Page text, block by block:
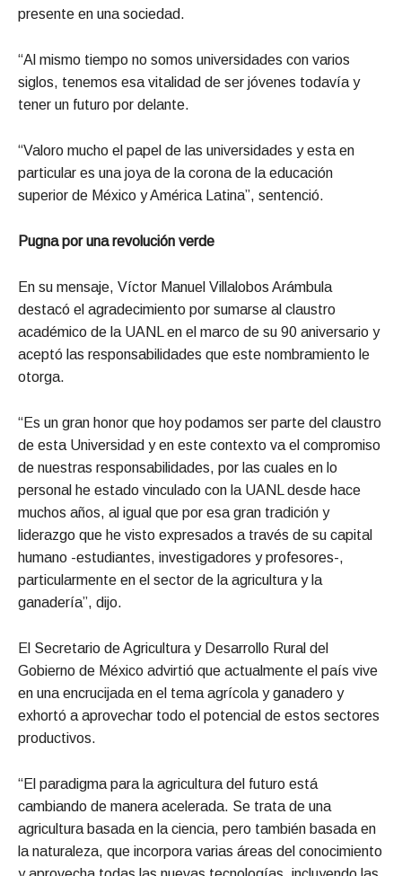
presente en una sociedad.
“Al mismo tiempo no somos universidades con varios
siglos, tenemos esa vitalidad de ser jóvenes todavía y
tener un futuro por delante.
“Valoro mucho el papel de las universidades y esta en
particular es una joya de la corona de la educación
superior de México y América Latina”, sentenció.
Pugna por una revolución verde
En su mensaje, Víctor Manuel Villalobos Arámbula
destacó el agradecimiento por sumarse al claustro
académico de la UANL en el marco de su 90 aniversario y
aceptó las responsabilidades que este nombramiento le
otorga.
“Es un gran honor que hoy podamos ser parte del claustro
de esta Universidad y en este contexto va el compromiso
de nuestras responsabilidades, por las cuales en lo
personal he estado vinculado con la UANL desde hace
muchos años, al igual que por esa gran tradición y
liderazgo que he visto expresados a través de su capital
humano -estudiantes, investigadores y profesores-,
particularmente en el sector de la agricultura y la
ganadería”, dijo.
El Secretario de Agricultura y Desarrollo Rural del
Gobierno de México advirtió que actualmente el país vive
en una encrucijada en el tema agrícola y ganadero y
exhortó a aprovechar todo el potencial de estos sectores
productivos.
“El paradigma para la agricultura del futuro está
cambiando de manera acelerada. Se trata de una
agricultura basada en la ciencia, pero también basada en
la naturaleza, que incorpora varias áreas del conocimiento